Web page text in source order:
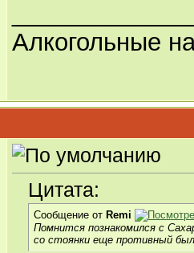
Алкогольные
Цитата:
Сообщение от Remi
Помнится познакомился с
со стоянки еще противный